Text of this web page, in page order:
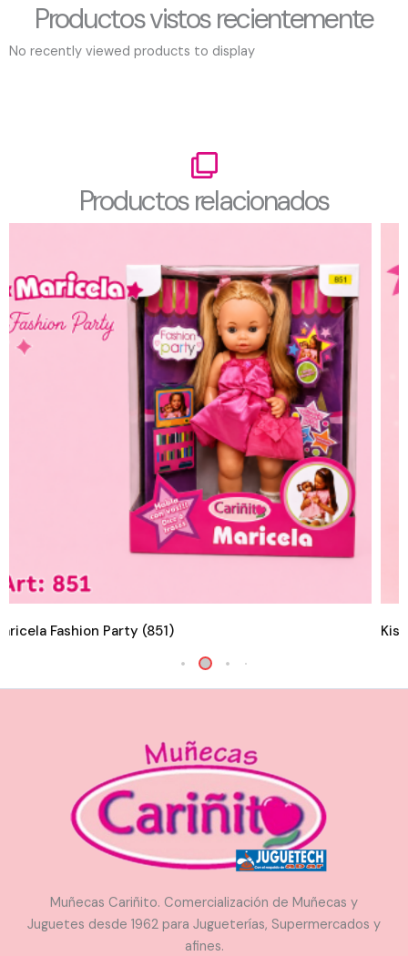
Productos vistos recientemente
No recently viewed products to display
Productos relacionados
Fashion Party (851)
Muñecas Cariñito. Comercialización de Muñecas y
Juguetes desde 1962 para Jugueterías, Supermercados y
afines.